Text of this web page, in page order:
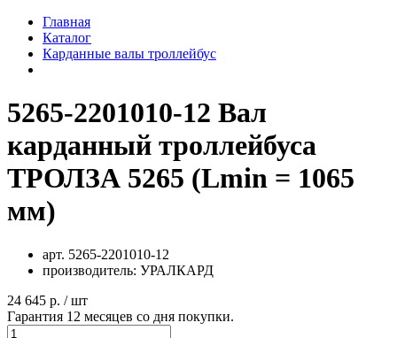
Главная
Каталог
Карданные валы троллейбус
5265-2201010-12 Вал
карданный троллейбуса
ТРОЛЗА 5265 (Lmin = 1065
мм)
арт. 5265-2201010-12
производитель: УРАЛКАРД
24 645 р. / шт
Гарантия 12 месяцев со дня покупки.